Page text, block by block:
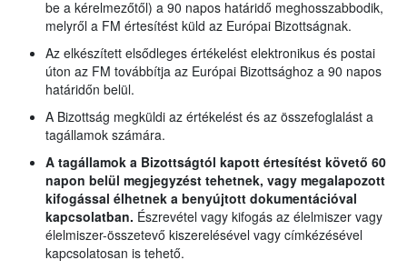
be a kérelmezőtől) a 90 napos határidő meghosszabbodik,
melyről a FM értesítést küld az Európai Bizottságnak.
Az elkészített elsődleges értékelést elektronikus és postai
úton az FM továbbítja az Európai Bizottsághoz a 90 napos
határidőn belül.
A Bizottság megküldi az értékelést és az összefoglalást a
tagállamok számára.
A tagállamok a Bizottságtól kapott értesítést követő 60
napon belül megjegyzést tehetnek, vagy megalapozott
kifogással élhetnek a benyújtott dokumentációval
kapcsolatban. Észrevétel vagy kifogás az élelmiszer vagy
élelmiszer-összetevő kiszerelésével vagy címkézésével
kapcsolatosan is tehető.